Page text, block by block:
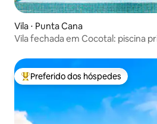
Vila ⋅ Punta Cana
Vila fechada em Cocotal: piscina
Entre os melhores preferidos dos
Preferido dos hóspedes